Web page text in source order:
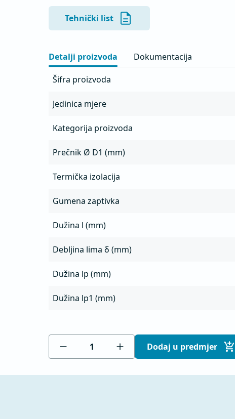
Tehnički list
Detalji proizvoda Dokumentacija
Šifra proizvoda
Jedinica mjere
Kategorija proizvoda
Prečnik Ø D1 (mm)
Termička izolacija
Gumena zaptivka
Dužina l (mm)
Debljina lima δ (mm)
Dužina lp (mm)
Dužina lp1 (mm)
Dodaj u predmjer